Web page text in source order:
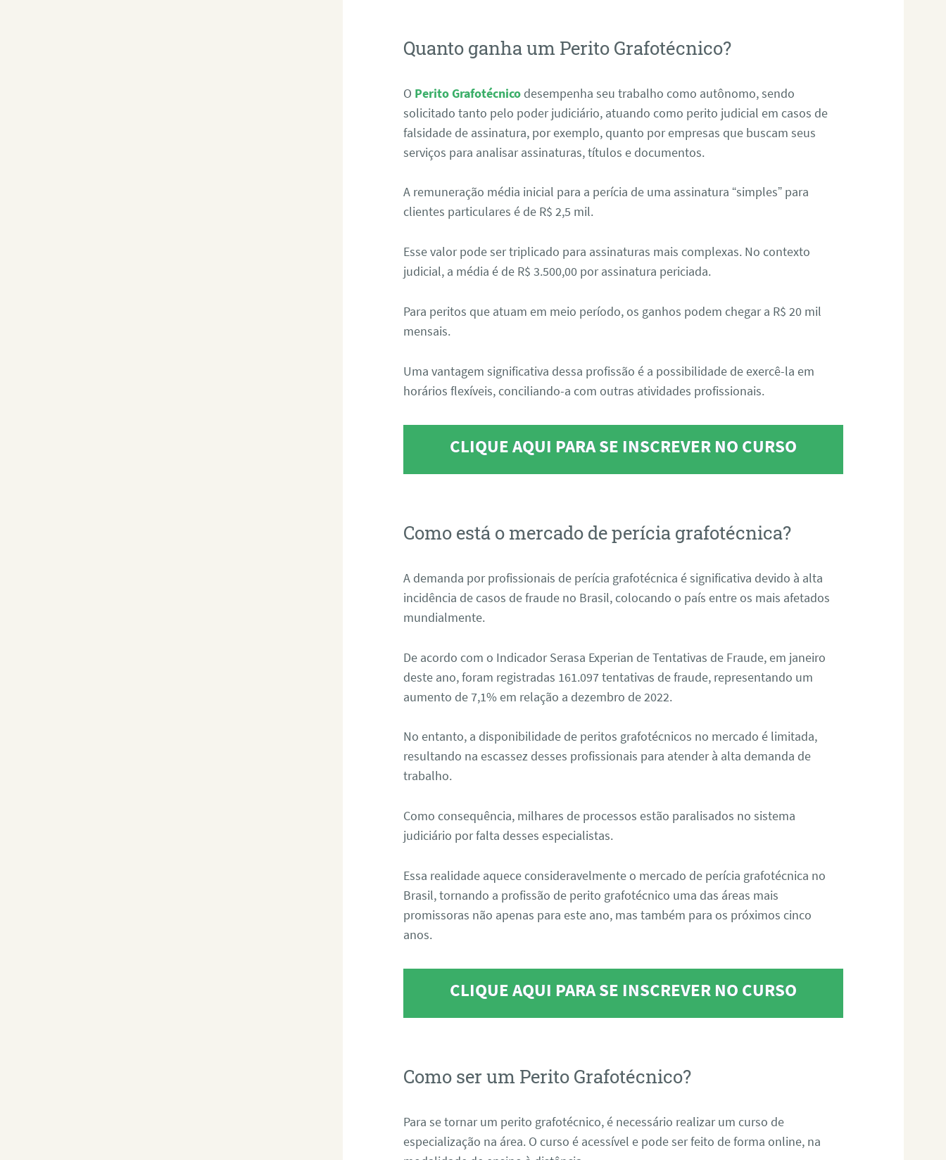
Quanto ganha um Perito Grafotécnico?
O Perito Grafotécnico desempenha seu trabalho como autônomo, sendo
solicitado tanto pelo poder judiciário, atuando como perito judicial em casos de
falsidade de assinatura, por exemplo, quanto por empresas que buscam seus
serviços para analisar assinaturas, títulos e documentos.
A remuneração média inicial para a perícia de uma assinatura “simples” para
clientes particulares é de R$ 2,5 mil.
Esse valor pode ser triplicado para assinaturas mais complexas. No contexto
judicial, a média é de R$ 3.500,00 por assinatura periciada.
Para peritos que atuam em meio período, os ganhos podem chegar a R$ 20 mil
mensais.
Uma vantagem significativa dessa profissão é a possibilidade de exercê-la em
horários flexíveis, conciliando-a com outras atividades profissionais.
CLIQUE AQUI PARA SE INSCREVER NO CURSO
Como está o mercado de perícia grafotécnica?
A demanda por profissionais de perícia grafotécnica é significativa devido à alta
incidência de casos de fraude no Brasil, colocando o país entre os mais afetados
mundialmente.
De acordo com o Indicador Serasa Experian de Tentativas de Fraude, em janeiro
deste ano, foram registradas 161.097 tentativas de fraude, representando um
aumento de 7,1% em relação a dezembro de 2022.
No entanto, a disponibilidade de peritos grafotécnicos no mercado é limitada,
resultando na escassez desses profissionais para atender à alta demanda de
trabalho.
Como consequência, milhares de processos estão paralisados no sistema
judiciário por falta desses especialistas.
Essa realidade aquece consideravelmente o mercado de perícia grafotécnica no
Brasil, tornando a profissão de perito grafotécnico uma das áreas mais
promissoras não apenas para este ano, mas também para os próximos cinco
anos.
CLIQUE AQUI PARA SE INSCREVER NO CURSO
Como ser um Perito Grafotécnico?
Para se tornar um perito grafotécnico, é necessário realizar um curso de
especialização na área. O curso é acessível e pode ser feito de forma online, na